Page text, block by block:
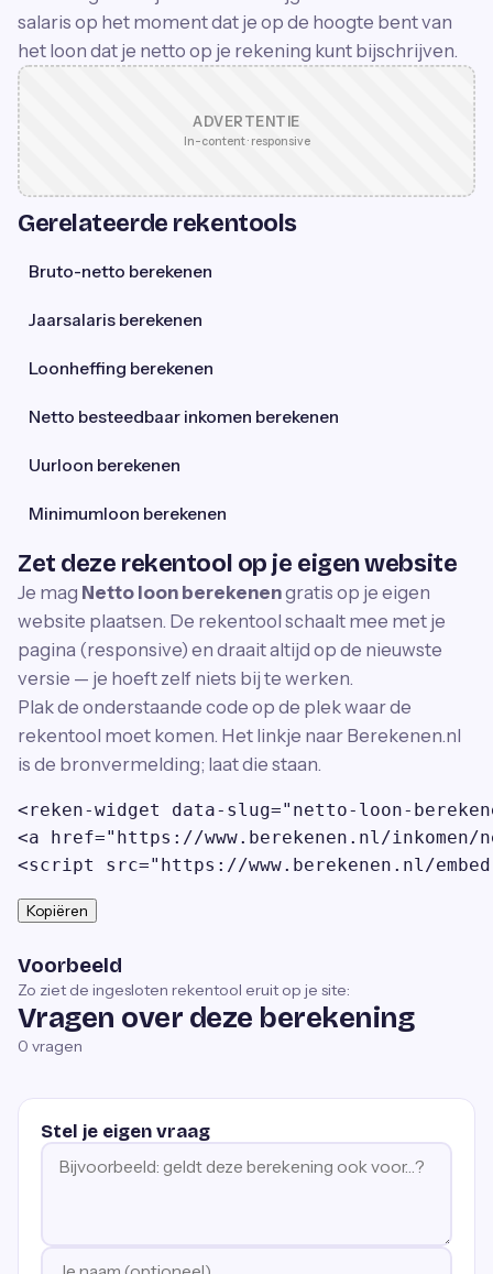
salaris op het moment dat je op de hoogte bent van
het loon dat je netto op je rekening kunt bijschrijven.
ADVERTENTIE
In-content · responsive
Gerelateerde rekentools
Bruto-netto berekenen
Jaarsalaris berekenen
Loonheffing berekenen
Netto besteedbaar inkomen berekenen
Uurloon berekenen
Minimumloon berekenen
Zet deze rekentool op je eigen website
Je mag Netto loon berekenengratis op je eigen
website plaatsen. De rekentool schaalt mee met je
pagina (responsive) en draait altijd op de nieuwste
versie — je hoeft zelf niets bij te werken.
Plak de onderstaande code op de plek waar de
rekentool moet komen. Het linkje naar Berekenen.nl
is de bronvermelding; laat die staan.
<reken-widget data-slug="netto-loon-
<a href="https://www.berekenen.nl/inkomen/
<script src="https://www.berekenen.nl/
Kopiëren
Voorbeeld
Zo ziet de ingesloten rekentool eruit op je site:
Vragen over deze berekening
0 vragen
Stel je eigen vraag